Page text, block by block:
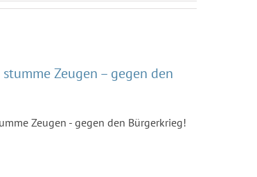
Zeugen – gegen den
Zeugen - gegen den Bürgerkrieg!